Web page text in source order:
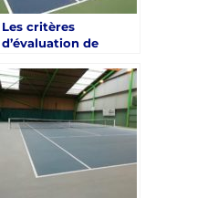
Les critères
d’évaluation de
énergétique des
terrains de tennis